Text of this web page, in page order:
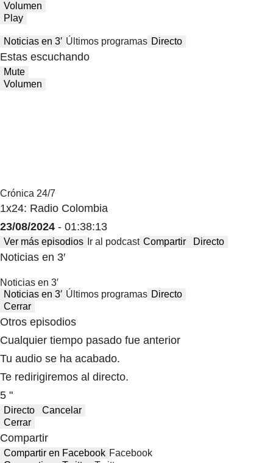
Volumen
Play
Noticias en 3′ Últimos programas Directo
Estas escuchando
Mute
Volumen
Crónica 24/7
1x24: Radio Colombia
23/08/2024 - 01:38:13
Ver más episodios Ir al podcast Compartir Directo
Noticias en 3′
Noticias en 3′
Noticias en 3′ Últimos programas Directo
Cerrar
Otros episodios
Cualquier tiempo pasado fue anterior
Tu audio se ha acabado.
Te redirigiremos al directo.
5 "
Directo
Cancelar
Cerrar
Compartir
Compartir en Facebook Facebook